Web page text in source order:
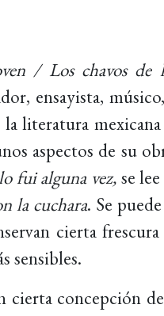
/ Los chavos
ensayista,
literatura
aspectos de su
fui alguna vez, se
la cuchara. Se
cierta
sensibles.
cierta concepción